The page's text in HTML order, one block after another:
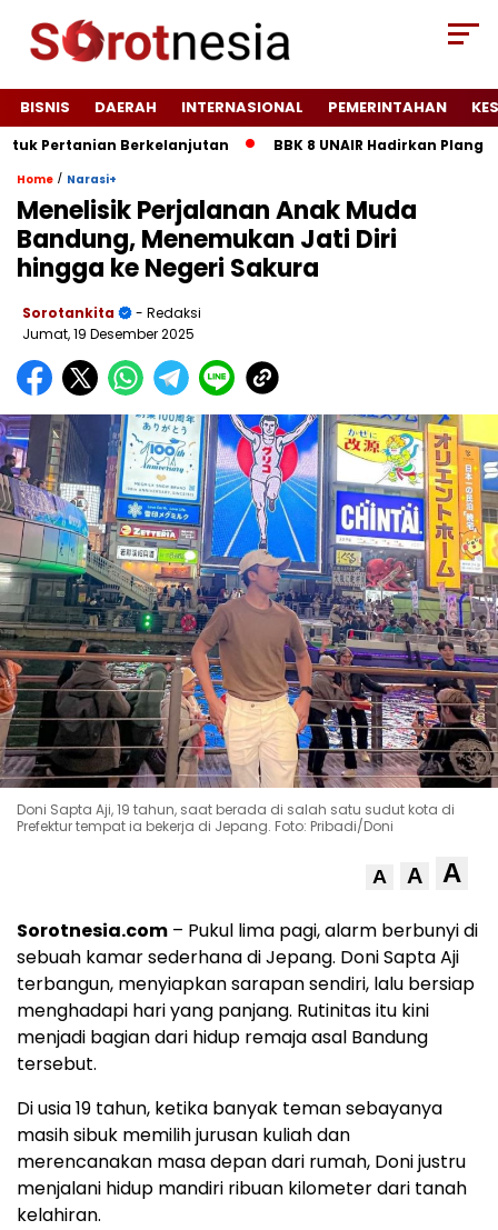
BISNIS DAERAH INTERNASIONAL PEMERINTAHAN
Berkelanjutan BBK 8 UNAIR Hadirkan Plang Peta
Home / Narasi+
Menelisik Perjalanan Anak Muda
Bandung, Menemukan Jati Diri
hingga ke Negeri Sakura
Sorotankita
- Redaksi
Jumat, 19 Desember 2025
Doni Sapta Aji, 19 tahun, saat berada di salah satu sudut kota di
Prefektur tempat ia bekerja di Jepang. Foto: Pribadi/Doni
A A A
Sorotnesia.com – Pukul lima pagi, alarm berbunyi di
sebuah kamar sederhana di Jepang. Doni Sapta Aji
terbangun, menyiapkan sarapan sendiri, lalu bersiap
menghadapi hari yang panjang. Rutinitas itu kini
menjadi bagian dari hidup remaja asal Bandung
tersebut.
Di usia 19 tahun, ketika banyak teman sebayanya
masih sibuk memilih jurusan kuliah dan
merencanakan masa depan dari rumah, Doni justru
menjalani hidup mandiri ribuan kilometer dari tanah
kelahiran.